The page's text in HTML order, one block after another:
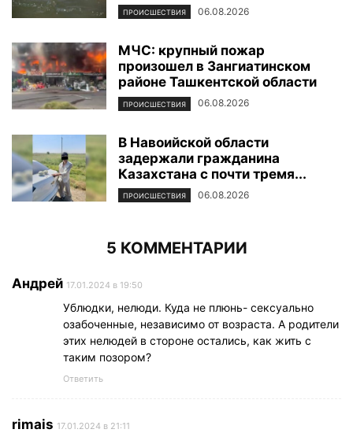
ПРОИСШЕСТВИЯ 06.08.2026
МЧС: крупный пожар
произошел в Зангиатинском
районе Ташкентской области
ПРОИСШЕСТВИЯ 06.08.2026
В Навоийской области
задержали гражданина
Казахстана с почти тремя...
ПРОИСШЕСТВИЯ 06.08.2026
5 КОММЕНТАРИИ
Андрей 17.01.2024 в 19:50
Ублюдки, нелюди. Куда не плюнь- сексуально
озабоченные, независимо от возраста. А родители
этих нелюдей в стороне остались, как жить с
таким позором?
Ответить
rimais 17.01.2024 в 21:11